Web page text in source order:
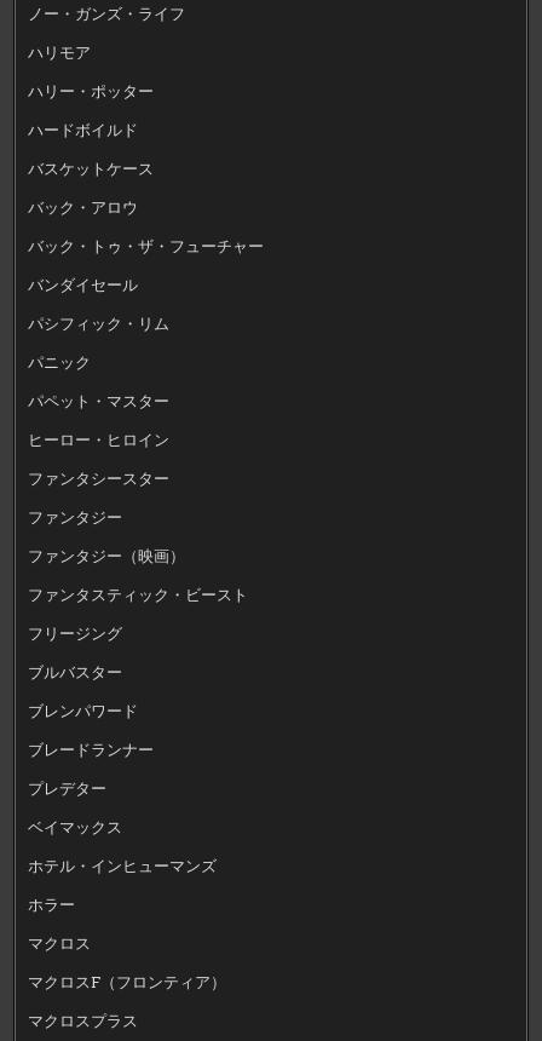
ノー・ガンズ・ライフ
ハリモア
ハリー・ポッター
ハードボイルド
バスケットケース
バック・アロウ
バック・トゥ・ザ・フューチャー
バンダイセール
パシフィック・リム
パニック
パペット・マスター
ヒーロー・ヒロイン
ファンタシースター
ファンタジー
ファンタジー（映画）
ファンタスティック・ビースト
フリージング
ブルバスター
ブレンパワード
ブレードランナー
プレデター
ベイマックス
ホテル・インヒューマンズ
ホラー
マクロス
マクロスF（フロンティア）
マクロスプラス